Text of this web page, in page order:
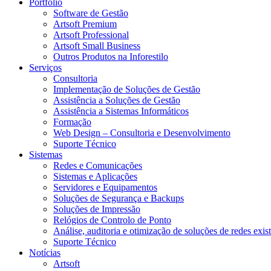
Portfólio
Software de Gestão
Artsoft Premium
Artsoft Professional
Artsoft Small Business
Outros Produtos na Inforestilo
Serviços
Consultoria
Implementação de Soluções de Gestão
Assistência a Soluções de Gestão
Assistência a Sistemas Informáticos
Formação
Web Design – Consultoria e Desenvolvimento
Suporte Técnico
Sistemas
Redes e Comunicações
Sistemas e Aplicações
Servidores e Equipamentos
Soluções de Segurança e Backups
Soluções de Impressão
Relógios de Controlo de Ponto
Análise, auditoria e otimização de soluções de redes
Suporte Técnico
Notícias
Artsoft